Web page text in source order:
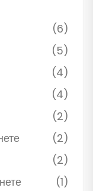
(6)
(5)
(4)
(4)
(2)
(2)
(2)
(1)